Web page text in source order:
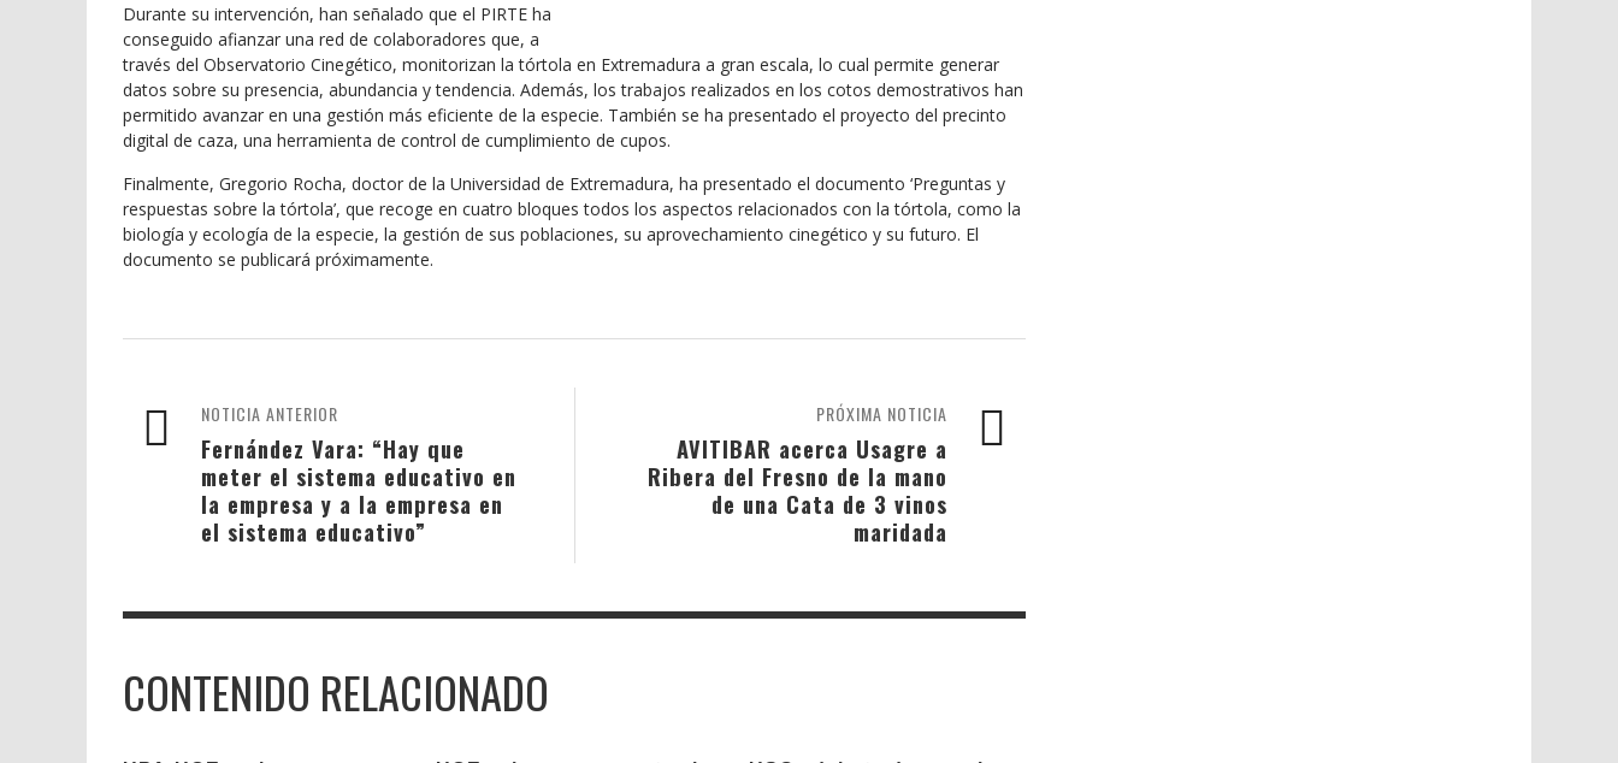
Durante su intervención, han señalado que el PIRTE ha
conseguido afianzar una red de colaboradores que, a
través del Observatorio Cinegético, monitorizan la tórtola en Extremadura a gran escala, lo cual permite generar
datos sobre su presencia, abundancia y tendencia. Además, los trabajos realizados en los cotos demostrativos han
permitido avanzar en una gestión más eficiente de la especie. También se ha presentado el proyecto del precinto
digital de caza, una herramienta de control de cumplimiento de cupos.
Finalmente, Gregorio Rocha, doctor de la Universidad de Extremadura, ha presentado el documento ‘Preguntas y
respuestas sobre la tórtola’, que recoge en cuatro bloques todos los aspectos relacionados con la tórtola, como la
biología y ecología de la especie, la gestión de sus poblaciones, su aprovechamiento cinegético y su futuro. El
documento se publicará próximamente.
PRÓXIMA NOTICIA
AVITIBAR acerca Usagre a
Ribera del Fresno de la mano
de una Cata de 3 vinos
maridada
NOTICIA ANTERIOR
Fernández Vara: “Hay que
meter el sistema educativo en
la empresa y a la empresa en
el sistema educativo”
CONTENIDO RELACIONADO